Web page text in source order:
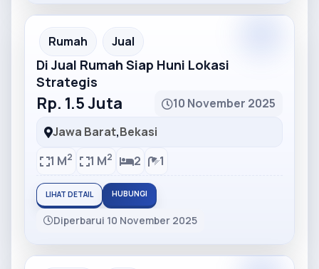
Partner Ad
Rumah Jual
Di Jual Rumah Siap Huni Lokasi
Strategis
Rp. 1.5 Juta
10 November 2025
Jawa Barat,Bekasi
1 M2 1 M2 2 1
LIHAT DETAIL HUBUNGI
Diperbarui 10 November 2025